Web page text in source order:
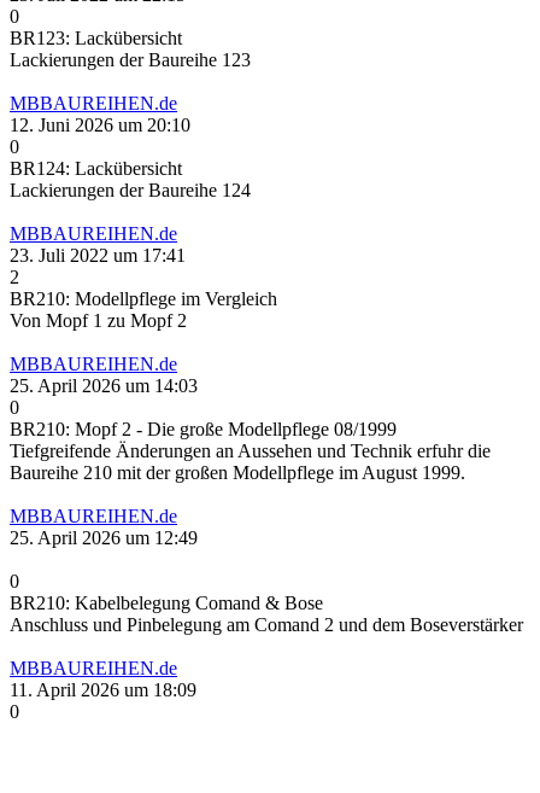
0
BR123: Lackübersicht
Lackierungen der Baureihe 123
MBBAUREIHEN.de
12. Juni 2026 um 20:10
0
BR124: Lackübersicht
Lackierungen der Baureihe 124
MBBAUREIHEN.de
23. Juli 2022 um 17:41
2
BR210: Modellpflege im Vergleich
Von Mopf 1 zu Mopf 2
MBBAUREIHEN.de
25. April 2026 um 14:03
0
BR210: Mopf 2 - Die große Modellpflege 08/1999
Tiefgreifende Änderungen an Aussehen und Technik erfuhr die
Baureihe 210 mit der großen Modellpflege im August 1999.
MBBAUREIHEN.de
25. April 2026 um 12:49
0
BR210: Kabelbelegung Comand & Bose
Anschluss und Pinbelegung am Comand 2 und dem Boseverstärker
MBBAUREIHEN.de
11. April 2026 um 18:09
0